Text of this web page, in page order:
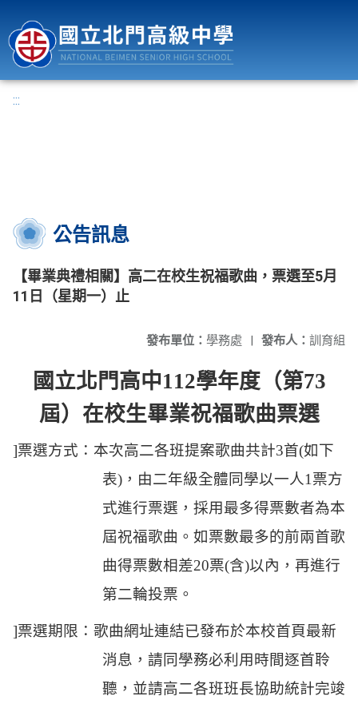
:::
公告訊息
【畢業典禮相關】高二在校生祝福歌曲，票選至5月
11日（星期一）止
發布人： 訓育組
發布單位： 學務處 |
國立北門高中112學年度（第73
屆）在校生畢業祝福歌曲票選
]票選方式：本次高二各班提案歌曲共計3首(如下
表)，由二年級全體同學以一人1票方
式進行票選，採用最多得票數者為本
屆祝福歌曲。如票數最多的前兩首歌
曲得票數相差20票(含)以內，再進行
第二輪投票。
]票選期限：歌曲網址連結已發布於本校首頁最新
消息 ， 請同學務必利用時間逐首聆
聽，並請高二各班班長協助統計完竣